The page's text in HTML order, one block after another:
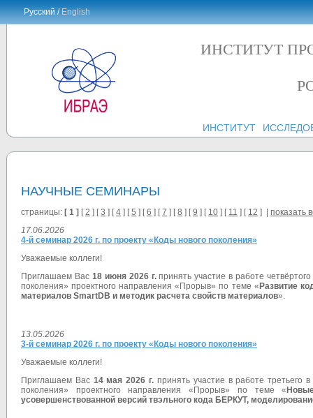
Русский /English
ИНСТИТУТ
ИНСТИТУТ
НАУЧНЫЕ СЕМИНАРЫ
страницы: [ 1 ] [2 ] [3 ] [4 ] [5 ] [6 ] [7 ] [8 ] [9 ] [ 10 ] [ 11 ] [ 12 ] | показать
17.06.2026
4-й семинар 2026 г. по проекту «Коды нового поколения»
Уважаемые коллеги!
Приглашаем Вас 18 июня 2026 г.принять участие в работе
поколения» проектного направления «Прорыв» по теме « Развитие
материалов SmartDB и методик расчета свойств материалов».
13.05.2026
3-й семинар 2026 г. по проекту «Коды нового поколения»
Уважаемые коллеги!
Приглашаем Вас 14 мая 2026 г. принять участие в работе третьего
поколения» проектного направления «Прорыв» по теме «
усовершенствованной версий твэльного кода БЕРКУТ,